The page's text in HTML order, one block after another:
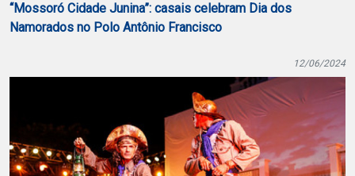
“Mossoró Cidade Junina”: casais celebram Dia dos
Namorados no Polo Antônio Francisco
12/06/2024